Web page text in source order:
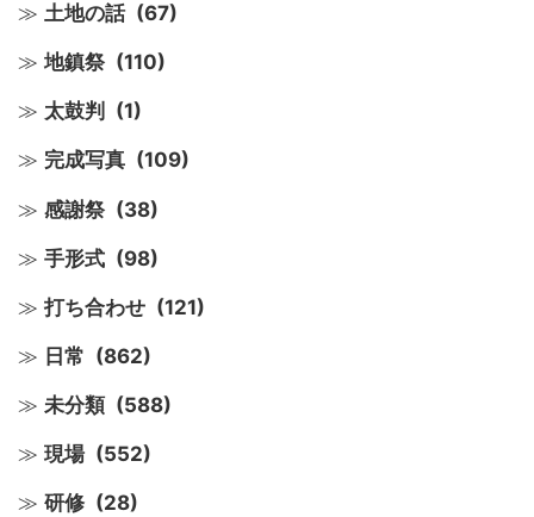
土地の話 (67)
地鎮祭 (110)
太鼓判 (1)
完成写真 (109)
感謝祭 (38)
手形式 (98)
打ち合わせ (121)
日常 (862)
未分類 (588)
現場 (552)
研修 (28)